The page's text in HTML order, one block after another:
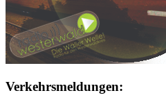
Verkehrsmeldungen: